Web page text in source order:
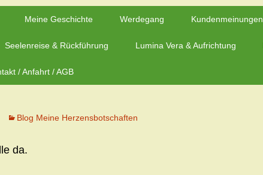
Meine Geschichte Werdegang Kundenmeinungen
Seelenreise & Rückführung Lumina Vera & Aufrichtung
/ Anfahrt / AGB
Blog Meine Herzensbotschaften
da.